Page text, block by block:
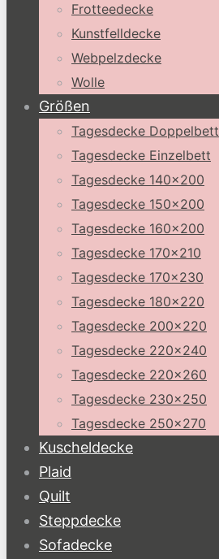
Frotteedecke
Kunstfelldecke
Webpelzdecke
Wolle
Größen
Tagesdecke Doppelbett
Tagesdecke Einzelbett
Tagesdecke 140×200
Tagesdecke 150×200
Tagesdecke 160×200
Tagesdecke 170×210
Tagesdecke 170×230
Tagesdecke 180×220
Tagesdecke 200×220
Tagesdecke 220×240
Tagesdecke 220×260
Tagesdecke 230×250
Tagesdecke 250×270
Kuscheldecke
Plaid
Quilt
Steppdecke
Sofadecke